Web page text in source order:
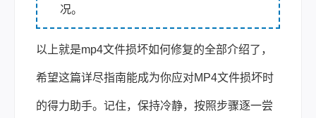
况。
以上就是mp4文件损坏如何修复的全部介绍了，
希望这篇详尽指南能成为你应对MP4文件损坏时
的得力助手。记住，保持冷静，按照步骤逐一尝